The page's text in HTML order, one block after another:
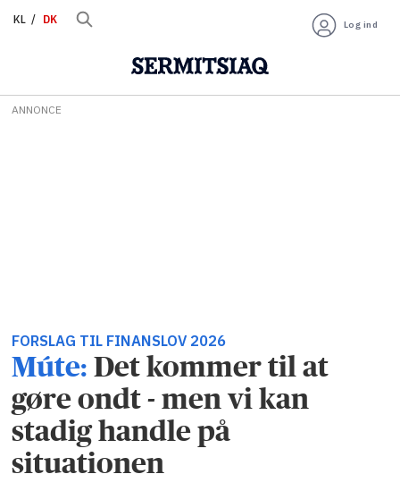
KL DK Log ind
ANNONCE
FORSLAG TIL FINANSLOV 2026
Múte: Det kommer til at
gøre ondt - men vi kan
stadig handle på
situationen